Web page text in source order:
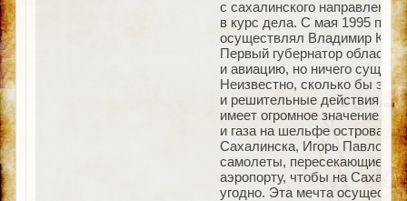
с сахалинского
в курс дела. С мая 1995 по
осуществлял Владимир
Первый губернатор области
и авиацию, но ничего
Неизвестно, сколько бы
и решительные действия
имеет огромное значение
и газа на шельфе острова,
Сахалинска, Игорь
самолеты, пересекающие
аэропорту, чтобы на
угодно. Эта мечта